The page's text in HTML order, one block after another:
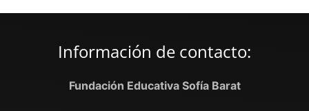
Información de contacto:
Fundación Educativa Sofía Barat